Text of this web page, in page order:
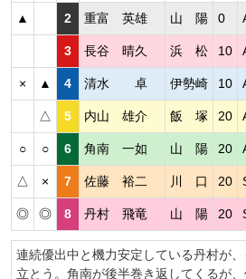
▲ 2 重富 英雄 山 陽 0
3 長谷 晴久 浜 松 10
× ▲ 4 清水 卓 伊勢崎 10
△ 5 内山 雄介 飯 塚 20
○ ○ 6 角南 一如 山 陽 20
△ × 7 佐藤 裕二 川 口 20
◎ ◎ 8 丹村 飛竜 山 陽 20
連続優出中と機力安定している丹村が
立とう。角南が後半巻き返してくるが、